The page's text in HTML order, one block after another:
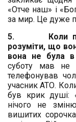
«Отче наш» і
за мир. Це дуже
5. Коли
розуміти, що
вона не була
суботу мав
телефонував
учасник АТО.
був крик душі:
нічого не
вишитих